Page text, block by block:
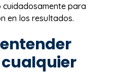
para
en los resultados.
entender